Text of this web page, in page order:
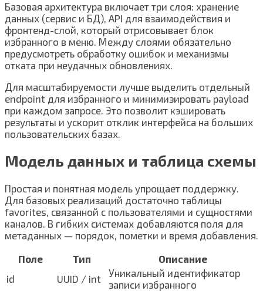
Базовая архитектура включает три слоя: хранение
данных (сервис и БД), API для взаимодействия и
фронтенд-слой, который отрисовывает блок
избранного в меню. Между слоями обязательно
предусмотреть обработку ошибок и механизмы
отката при неудачных обновлениях.
Для масштабируемости лучше выделить отдельный
endpoint для избранного и минимизировать payload
при каждом запросе. Это позволит кэшировать
результаты и ускорит отклик интерфейса на больших
пользовательских базах.
Модель данных и таблица схемы
Простая и понятная модель упрощает поддержку.
Для базовых реализаций достаточно таблицы
favorites, связанной с пользователями и сущностями
каналов. В гибких системах добавляются поля для
метаданных — порядок, пометки и время добавления.
Поле
Тип
Описание
id
UUID / int
Уникальный идентификатор
записи избранного